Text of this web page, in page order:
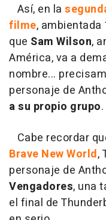
Así, en la
filme, ambientada
que Sam Wilson,
América, va a
nombre...
personaje de
a su propio grupo.
Cabe recordar
Brave New World,
personaje de
Vengadores, una
el final de